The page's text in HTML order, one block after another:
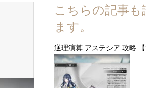
こちらの記事も
ます。
逆理演算 アステシア 攻略 【